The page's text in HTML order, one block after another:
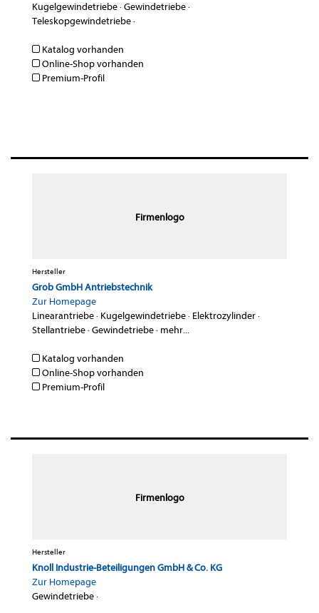
Kugelgewindetriebe·Gewindetriebe·
Teleskopgewindetriebe·
Katalog vorhanden
Online-Shop vorhanden
Premium-Profil
Firmenlogo
Hersteller
Grob GmbH Antriebstechnik
Zur Homepage
Linearantriebe· Kugelgewindetriebe· Elektrozylinder·
Stellantriebe·Gewindetriebe· mehr...
Katalog vorhanden
Online-Shop vorhanden
Premium-Profil
Firmenlogo
Hersteller
Knoll Industrie-Beteiligungen GmbH & Co. KG
Zur Homepage
Gewindetriebe·